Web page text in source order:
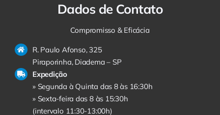
Dados de Contato
Compromisso & Eficácia
R. Paulo Afonso, 325
Piraporinha, Diadema – SP
Expedição
» Segunda à Quinta das 8 às 16:30h
» Sexta-feira das 8 às 15:30h
(intervalo 11:30-13:00h)